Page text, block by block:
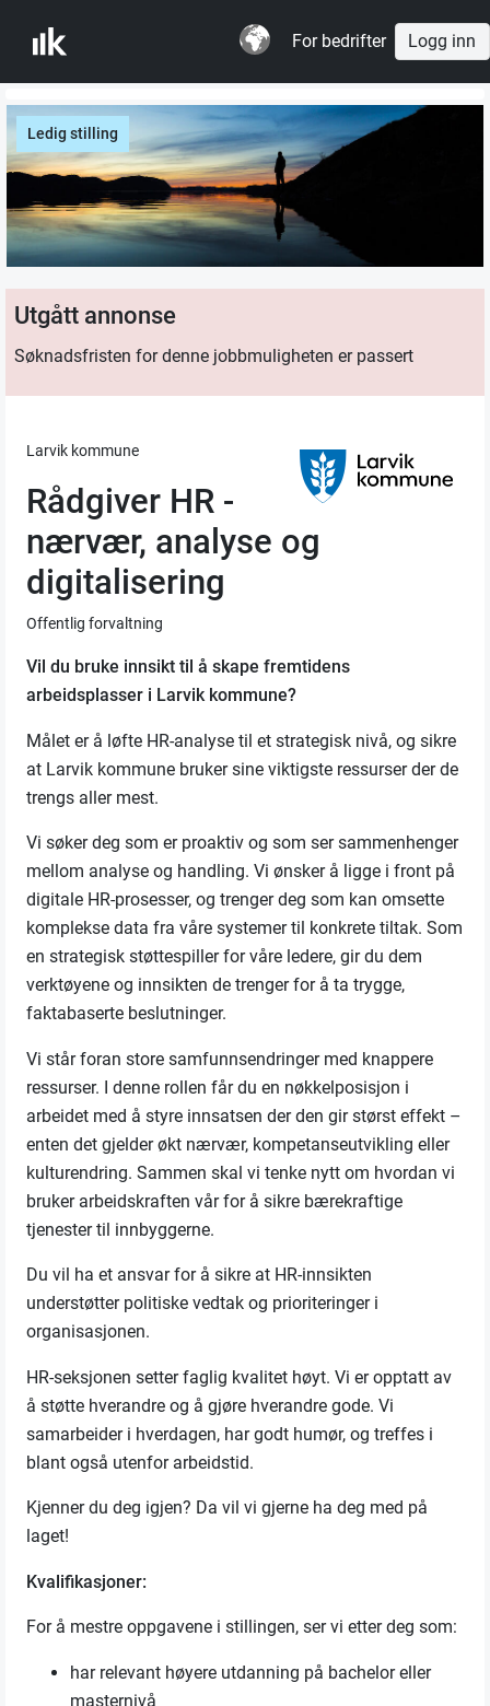
For bedrifter Logg inn
Ledig stilling
Utgått annonse
Søknadsfristen for denne jobbmuligheten er passert
Larvik kommune
Rådgiver HR -
nærvær, analyse og
digitalisering
Offentlig forvaltning
Vil du bruke innsikt til å skape fremtidens
arbeidsplasser i Larvik kommune?
Målet er å løfte HR-analyse til et strategisk nivå, og sikre
at Larvik kommune bruker sine viktigste ressurser der de
trengs aller mest.
Vi søker deg som er proaktiv og som ser sammenhenger
mellom analyse og handling. Vi ønsker å ligge i front på
digitale HR-prosesser, og trenger deg som kan omsette
komplekse data fra våre systemer til konkrete tiltak. Som
en strategisk støttespiller for våre ledere, gir du dem
verktøyene og innsikten de trenger for å ta trygge,
faktabaserte beslutninger.
Vi står foran store samfunnsendringer med knappere
ressurser. I denne rollen får du en nøkkelposisjon i
arbeidet med å styre innsatsen der den gir størst effekt –
enten det gjelder økt nærvær, kompetanseutvikling eller
kulturendring. Sammen skal vi tenke nytt om hvordan vi
bruker arbeidskraften vår for å sikre bærekraftige
tjenester til innbyggerne.
Du vil ha et ansvar for å sikre at HR-innsikten
understøtter politiske vedtak og prioriteringer i
organisasjonen.
HR-seksjonen setter faglig kvalitet høyt. Vi er opptatt av
å støtte hverandre og å gjøre hverandre gode. Vi
samarbeider i hverdagen, har godt humør, og treffes i
blant også utenfor arbeidstid.
Kjenner du deg igjen? Da vil vi gjerne ha deg med på
laget!
Kvalifikasjoner:
For å mestre oppgavene i stillingen, ser vi etter deg som:
har relevant høyere utdanning på bachelor eller
masternivå